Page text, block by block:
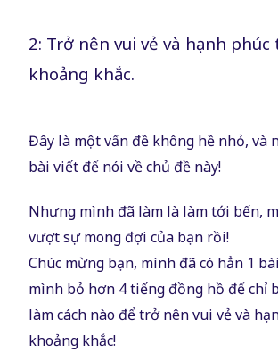
2: Trở nên vui vẻ và hạnh
khoảng khắc.
Đây là một vấn đề không hề nhỏ, và
bài viết để nói về chủ đề này!
Nhưng mình đã làm là làm tới bến,
vượt sự mong đợi của bạn rồi!
Chúc mừng bạn, mình đã có hẳn 1
mình bỏ hơn 4 tiếng đồng hồ để chỉ
làm cách nào để trở nên vui vẻ và
khoảng khắc!